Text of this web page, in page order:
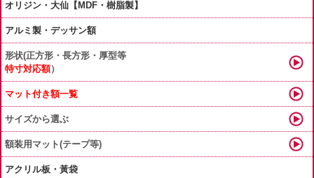
オリジン・大仙【MDF・樹脂製】
アルミ製・デッサン額
形状(正方形・長方形・厚型等
特寸対応額）
マット付き額一覧
サイズから選ぶ
額装用マット(テープ等)
アクリル板・黃袋